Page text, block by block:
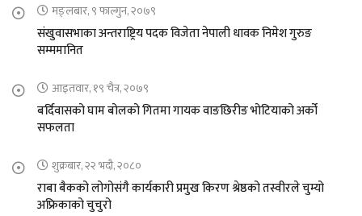
मङ्लबार, ९ फाल्गुन, २०७९
संखुवासभाका अन्तराष्ट्रिय पदक विजेता नेपाली धावक निमेश गुरुङ
सम्ममानित
आइतवार, १९ चैत्र, २०७९
बर्दिवासको घाम बोलको गितमा गायक वाङछिरीङ भोटियाको अर्को
सफलता
शुक्रबार, २२ भदौ, २०८०
राबा बैकको लोगोसंगै कार्यकारी प्रमुख किरण श्रेष्ठको तस्वीरले चुम्यो
अफ्रिकाको चुचुरो